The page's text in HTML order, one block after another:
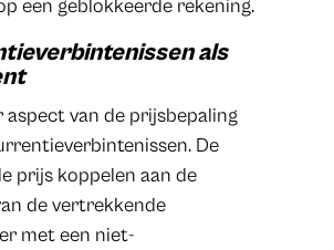
een geblokkeerde rekening.
als
aspect van de prijsbepaling
De
prijs koppelen aan de
de vertrekkende
met een niet-